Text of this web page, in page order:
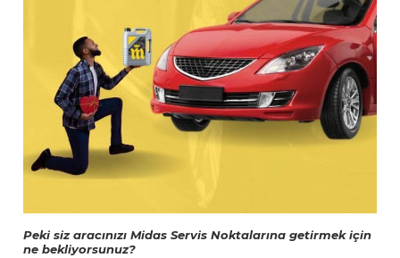
Peki siz aracınızı Midas Servis Noktalarına getirmek için
ne bekliyorsunuz?